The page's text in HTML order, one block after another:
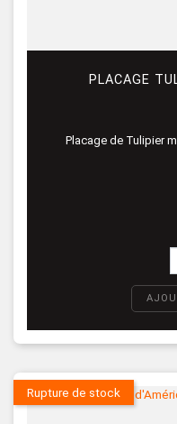
PLACAGE
Placage de Tulipier
Rupture de stock